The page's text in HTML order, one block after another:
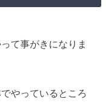
て事がきになりま
やっているところ